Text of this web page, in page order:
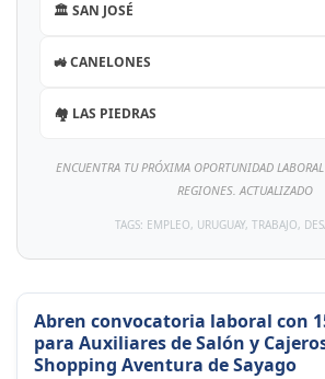
🏛️ SAN JOSÉ
🚜 CANELONES
🏘️ LAS PIEDRAS
ENCUENTRA TU PRÓXIMA OPORTUNIDAD
REGIONES. ACTUALIZADO
TAGS: EMPLEO, URUGUAY, TRABAJO,
Abren convocatoria laboral con
para Auxiliares de Salón y
Shopping Aventura de Sayago